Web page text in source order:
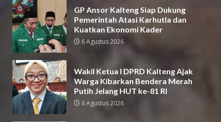
GP Ansor Kalteng Siap Dukung
Pemerintah Atasi Karhutla dan
Kuatkan Ekonomi Kader
6 Agustus 2026
Wakil Ketua I DPRD Kalteng Ajak
Warga Kibarkan Bendera Merah
Putih Jelang HUT ke-81 RI
6 Agustus 2026